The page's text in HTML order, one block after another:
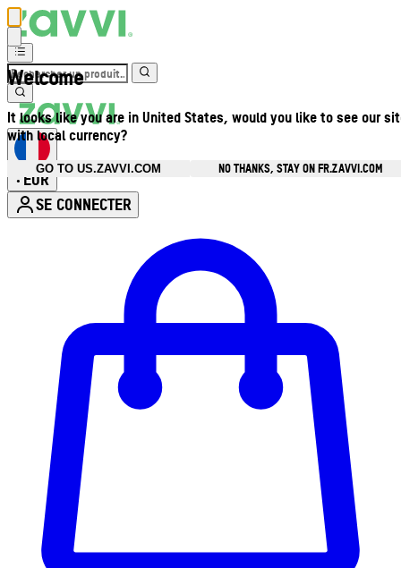
Welcome
It looks like you are in United States, would you like to see our
with local currency?
GO TO US.ZAVVI.COM
NO THANKS, STAY ON FR.ZAVVI.COM
• EUR
SE CONNECTER